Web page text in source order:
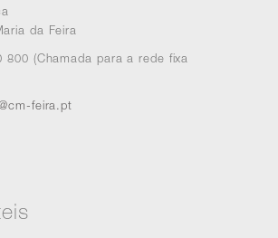
da Feira
(Chamada para a rede fixa
feira.pt